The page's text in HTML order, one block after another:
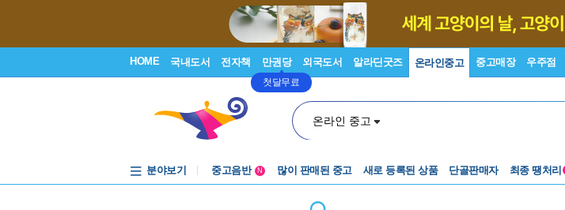
HOME 국내도서 전자책 만권당
첫달무료
외국도서 알라딘굿즈 온라인중고 중고매장 우주점
온라인 중고
분야보기
중고음반
N 많이 판매된 중고 새로 등록된 상품 단골판매자 최종 땡처리